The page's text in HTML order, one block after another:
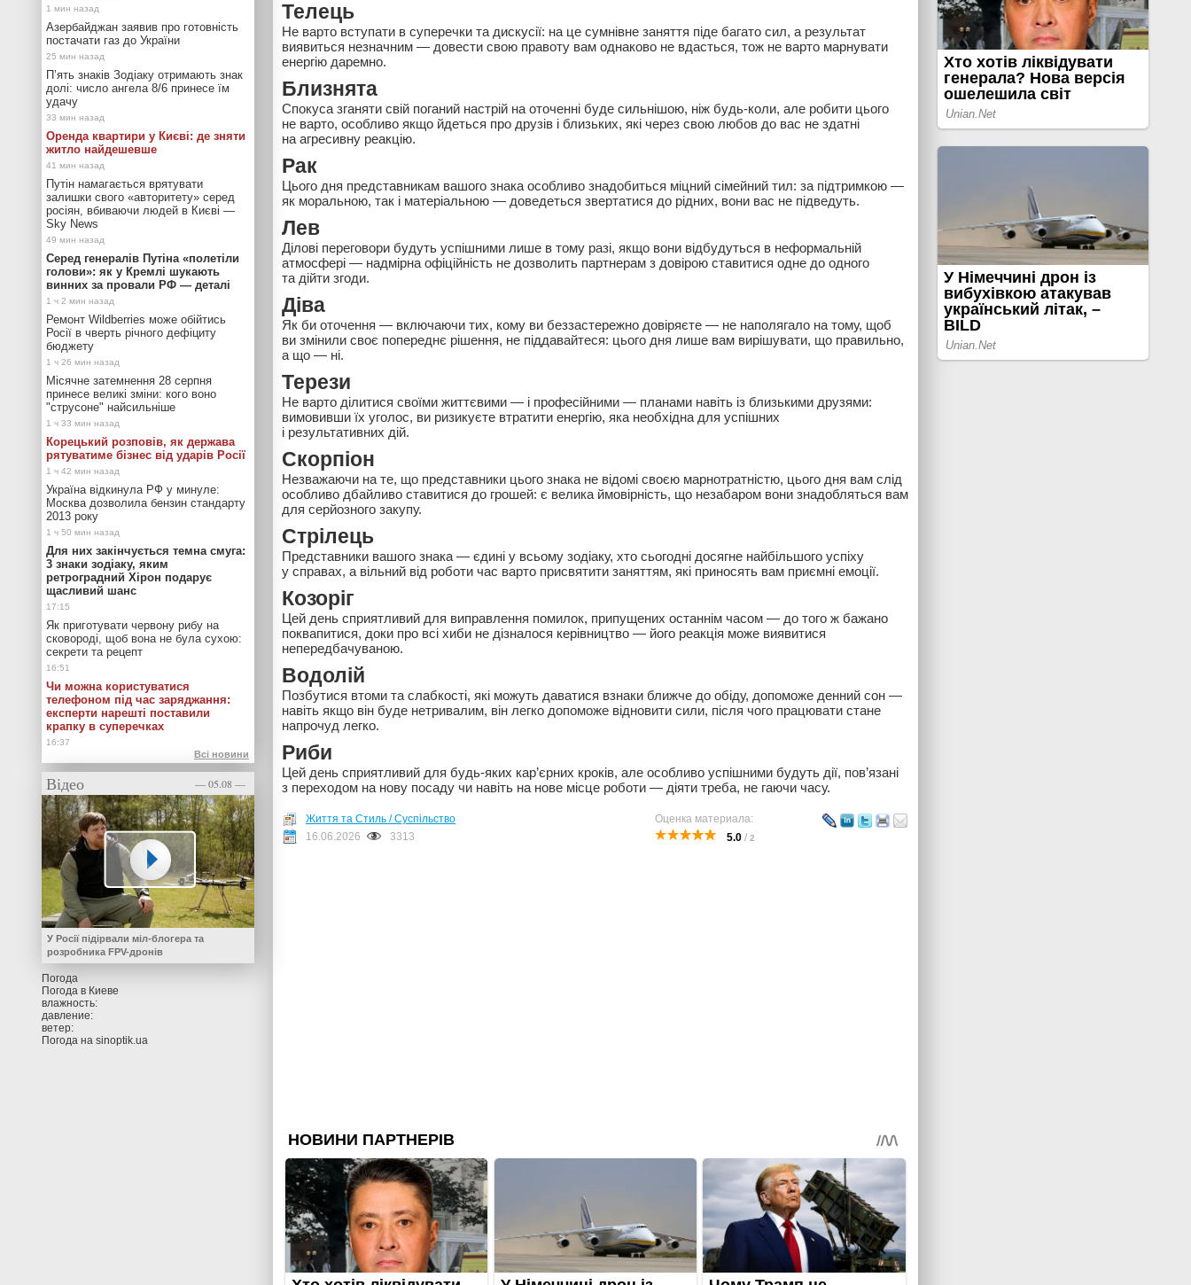
Телець
Не варто вступати в суперечки та дискусії: на це сумнівне заняття піде багато сил, а результат
виявиться незначним — довести свою правоту вам однаково не вдасться, тож не варто марнувати
енергію даремно.
Близнята
Спокуса зганяти свій поганий настрій на оточенні буде сильнішою, ніж будь-коли, але робити цього
не варто, особливо якщо йдеться про друзів і близьких, які через свою любов до вас не здатні
на агресивну реакцію.
Рак
Цього дня представникам вашого знака особливо знадобиться міцний сімейний тил: за підтримкою —
як моральною, так і матеріальною — доведеться звертатися до рідних, вони вас не підведуть.
Лев
Ділові переговори будуть успішними лише в тому разі, якщо вони відбудуться в неформальній
атмосфері — надмірна офіційність не дозволить партнерам з довірою ставитися одне до одного
та дійти згоди.
Діва
Як би оточення — включаючи тих, кому ви беззастережно довіряєте — не наполягало на тому, щоб
ви змінили своє попереднє рішення, не піддавайтеся: цього дня лише вам вирішувати, що правильно,
а що — ні.
Терези
Не варто ділитися своїми життєвими — і професійними — планами навіть із близькими друзями:
вимовивши їх уголос, ви ризикуєте втратити енергію, яка необхідна для успішних
і результативних дій.
Скорпіон
Незважаючи на те, що представники цього знака не відомі своєю марнотратністю, цього дня вам слід
особливо дбайливо ставитися до грошей: є велика ймовірність, що незабаром вони знадобляться вам
для серйозного закупу.
Стрілець
Представники вашого знака — єдині у всьому зодіаку, хто сьогодні досягне найбільшого успіху
у справах, а вільний від роботи час варто присвятити заняттям, які приносять вам приємні емоції.
Козоріг
Цей день сприятливий для виправлення помилок, припущених останнім часом — до того ж бажано
поквапитися, доки про всі хиби не дізналося керівництво — його реакція може виявитися
непередбачуваною.
Водолій
Позбутися втоми та слабкості, які можуть даватися взнаки ближче до обіду, допоможе денний сон —
навіть якщо він буде нетривалим, він легко допоможе відновити сили, після чого працювати стане
напрочуд легко.
Риби
Цей день сприятливий для будь-яких кар’єрних кроків, але особливо успішними будуть дії, пов’язані
з переходом на нову посаду чи навіть на нове місце роботи — діяти треба, не гаючи часу.
Оценка материала:
5.0 / 2
Життя та Стиль / Суспільство
16.06.2026
3313
Азербайджан заявив про готовність
постачати газ до України
П’ять знаків Зодіаку отримають знак
долі: число ангела 8/6 принесе їм
удачу
Оренда квартири у Києві: де зняти
житло найдешевше
Путін намагається врятувати
залишки свого «авторитету» серед
росіян, вбиваючи людей в Києві —
Sky News
Серед генералів Путіна «полетіли
голови»: як у Кремлі шукають
винних за провали РФ — деталі
Ремонт Wildberries може обійтись
Росії в чверть річного дефіциту
бюджету
Місячне затемнення 28 серпня
принесе великі зміни: кого воно
"струсоне" найсильніше
Корецький розповів, як держава
рятуватиме бізнес від ударів Росії
Україна відкинула РФ у минуле:
Москва дозволила бензин стандарту
2013 року
Для них закінчується темна смуга:
3 знаки зодіаку, яким
ретроградний Хірон подарує
щасливий шанс
Як приготувати червону рибу на
сковороді, щоб вона не була сухою:
секрети та рецепт
Чи можна користуватися
телефоном під час заряджання:
експерти нарешті поставили
крапку в суперечках
Всі новини
Відео — 05.08 —
У Росії підірвали міл-блогера та
розробника FPV-дронів
Погода
Погода в Киеве
влажность:
давление:
ветер:
Погода на sinoptik.ua